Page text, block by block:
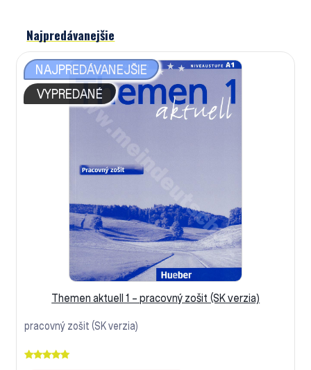
Najpredávanejšie
Themen aktuell 1 – pracovný zošit (SK verzia)
pracovný zošit (SK verzia)
NAJPREDÁVANEJŠIE
VYPREDANÉ